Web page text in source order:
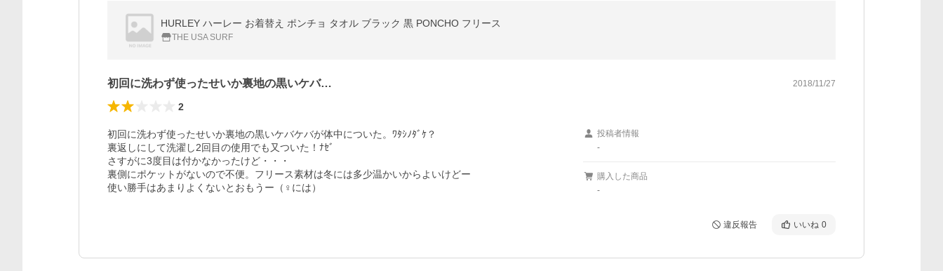
HURLEY ハーレー お着替え ポンチョ タオル ブラック 黒 PONCHO フリース
THE USA SURF
初回に洗わず使ったせいか裏地の黒いケバ… 2018/11/27
2
初回に洗わず使ったせいか裏地の黒いケバケバが体中についた。ﾜﾀｼﾉﾀﾞｹ？
裏返しにして洗濯し2回目の使用でも又ついた！ﾅｾﾞ
さすがに3度目は付かなかったけど・・・
裏側にポケットがないので不便。フリース素材は冬には多少温かいからよいけどー
使い勝手はあまりよくないとおもうー（♀には）
投稿者情報
-
購入した商品
-
違反報告 いいね 0